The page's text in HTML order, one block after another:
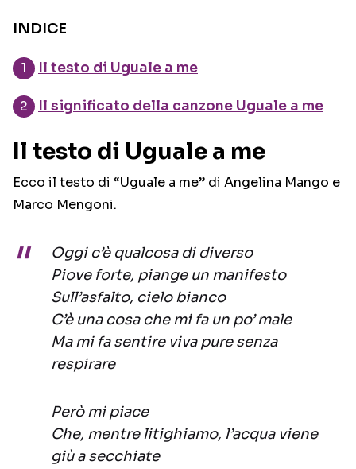
INDICE
Il testo di Uguale a me
Il significato della canzone Uguale a me
Il testo di Uguale a me
Ecco il testo di “Uguale a me” di Angelina Mango e
Marco Mengoni.
Oggi c’è qualcosa di diverso
Piove forte, piange un manifesto
Sull’asfalto, cielo bianco
C’è una cosa che mi fa un po’ male
Ma mi fa sentire viva pure senza
respirare
Però mi piace
Che, mentre litighiamo, l’acqua viene
giù a secchiate